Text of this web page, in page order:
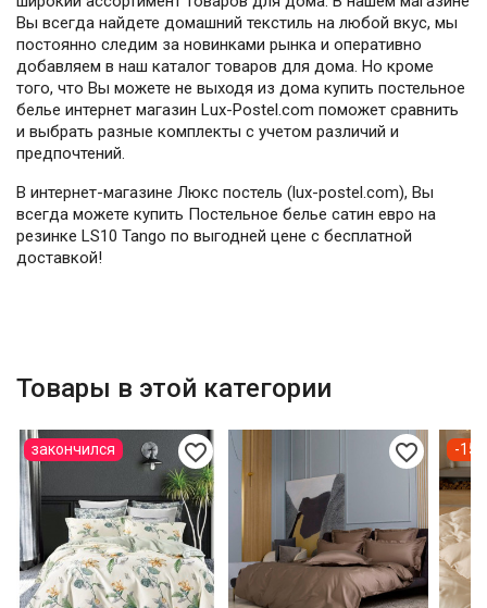
Вы всегда найдете домашний текстиль на любой вкус, мы
постоянно следим за новинками рынка и оперативно
добавляем в наш каталог товаров для дома. Но кроме
того, что Вы можете не выходя из дома купить постельное
белье интернет магазин Lux-Postel.com поможет сравнить
и выбрать разные комплекты с учетом различий и
предпочтений.
В интернет-магазине Люкс постель (lux-postel.com), Вы
всегда можете купить Постельное белье сатин евро на
резинке LS10 Tango по выгодней цене с бесплатной
доставкой!
Товары в этой категории
favorite_border
закончился favorite_border -